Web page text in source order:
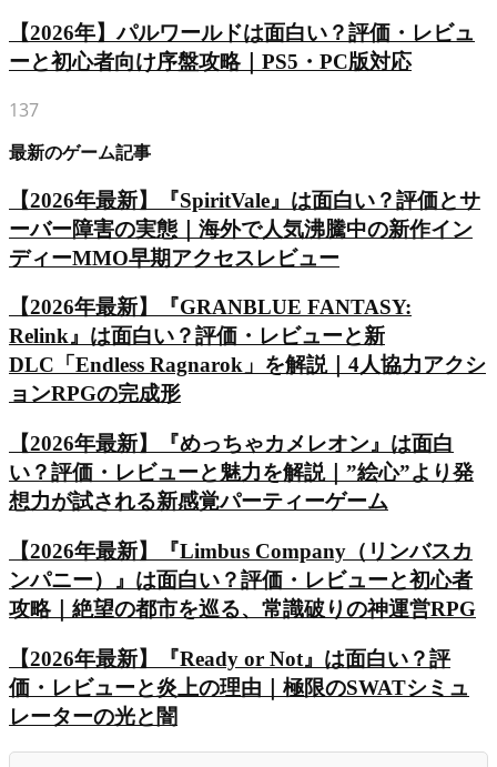
【2026年】パルワールドは面白い？評価・レビュ
ーと初心者向け序盤攻略｜PS5・PC版対応
137
最新のゲーム記事
【2026年最新】『SpiritVale』は面白い？評価とサ
ーバー障害の実態｜海外で人気沸騰中の新作イン
ディーMMO早期アクセスレビュー
【2026年最新】『GRANBLUE FANTASY:
Relink』は面白い？評価・レビューと新
DLC「Endless Ragnarok」を解説｜4人協力アクシ
ョンRPGの完成形
【2026年最新】『めっちゃカメレオン』は面白
い？評価・レビューと魅力を解説｜”絵心”より発
想力が試される新感覚パーティーゲーム
【2026年最新】『Limbus Company（リンバスカ
ンパニー）』は面白い？評価・レビューと初心者
攻略｜絶望の都市を巡る、常識破りの神運営RPG
【2026年最新】『Ready or Not』は面白い？評
価・レビューと炎上の理由｜極限のSWATシミュ
レーターの光と闇